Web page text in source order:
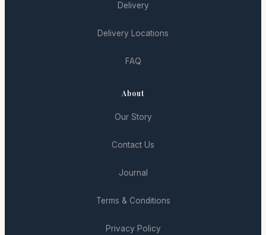
Delivery
Delivery Locations
FAQ
About
Our Story
Contact Us
Journal
Terms & Conditions
Privacy Policy